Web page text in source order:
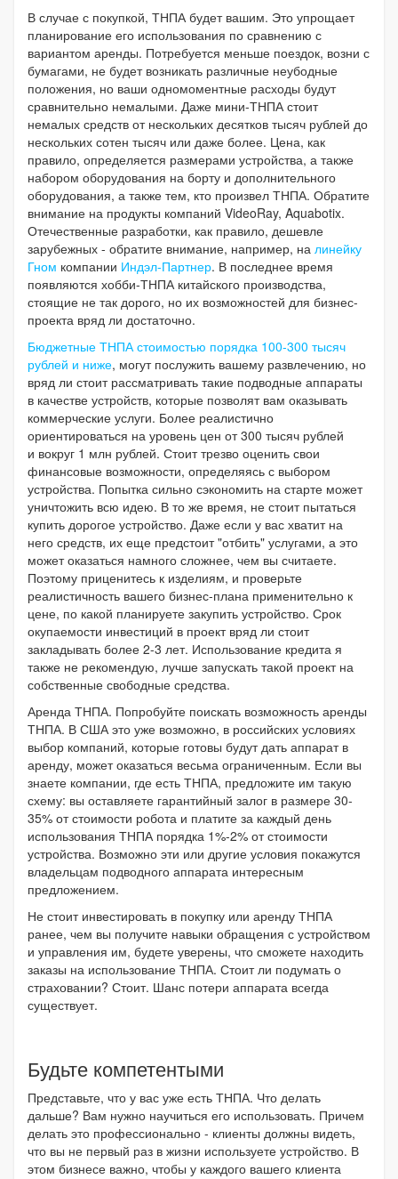
В случае с покупкой, ТНПА будет вашим. Это упрощает
планирование его использования по сравнению с
вариантом аренды. Потребуется меньше поездок, возни с
бумагами, не будет возникать различные неубодные
положения, но ваши одномоментные расходы будут
сравнительно немалыми. Даже мини-ТНПА стоит
немалых средств от нескольких десятков тысяч рублей до
нескольких сотен тысяч или даже более. Цена, как
правило, определяется размерами устройства, а также
набором оборудования на борту и дополнительного
оборудования, а также тем, кто произвел ТНПА. Обратите
внимание на продукты компаний VideoRay, Aquabotix.
Отечественные разработки, как правило, дешевле
зарубежных - обратите внимание, например, на линейку
Гном компании Индэл-Партнер. В последнее время
появляются хобби-ТНПА китайского производства,
стоящие не так дорого, но их возможностей для бизнес-
проекта вряд ли достаточно.
Бюджетные ТНПА стоимостью порядка 100-300 тысяч
рублей и ниже, могут послужить вашему развлечению, но
вряд ли стоит рассматривать такие подводные аппараты
в качестве устройств, которые позволят вам оказывать
коммерческие услуги. Более реалистично
ориентироваться на уровень цен от 300 тысяч рублей
и вокруг 1 млн рублей. Стоит трезво оценить свои
финансовые возможности, определяясь с выбором
устройства. Попытка сильно сэкономить на старте может
уничтожить всю идею. В то же время, не стоит пытаться
купить дорогое устройство. Даже если у вас хватит на
него средств, их еще предстоит "отбить" услугами, а это
может оказаться намного сложнее, чем вы считаете.
Поэтому приценитесь к изделиям, и проверьте
реалистичность вашего бизнес-плана применительно к
цене, по какой планируете закупить устройство. Срок
окупаемости инвестиций в проект вряд ли стоит
закладывать более 2-3 лет. Использование кредита я
также не рекомендую, лучше запускать такой проект на
собственные свободные средства.
Аренда ТНПА. Попробуйте поискать возможность аренды
ТНПА. В США это уже возможно, в российских условиях
выбор компаний, которые готовы будут дать аппарат в
аренду, может оказаться весьма ограниченным. Если вы
знаете компании, где есть ТНПА, предложите им такую
схему: вы оставляете гарантийный залог в размере 30-
35% от стоимости робота и платите за каждый день
использования ТНПА порядка 1%-2% от стоимости
устройства. Возможно эти или другие условия покажутся
владельцам подводного аппарата интересным
предложением.
Не стоит инвестировать в покупку или аренду ТНПА
ранее, чем вы получите навыки обращения с устройством
и управления им, будете уверены, что сможете находить
заказы на использование ТНПА. Стоит ли подумать о
страховании? Стоит. Шанс потери аппарата всегда
существует.
Будьте компетентыми
Представьте, что у вас уже есть ТНПА. Что делать
дальше? Вам нужно научиться его использовать. Причем
делать это профессионально - клиенты должны видеть,
что вы не первый раз в жизни используете устройство. В
этом бизнесе важно, чтобы у каждого вашего клиента